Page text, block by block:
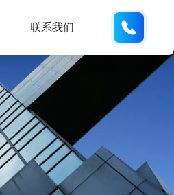
联系我们